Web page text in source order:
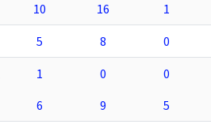
10 16 1
5 8 0
1 0 0
6 9 5